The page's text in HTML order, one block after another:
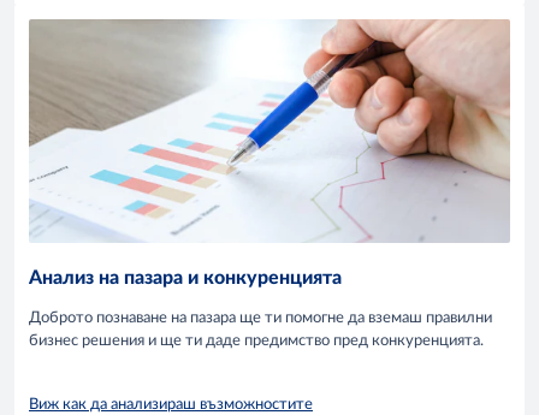
Анализ на пазара и конкуренцията
Доброто познаване на пазара ще ти помогне да вземаш правилни
бизнес решения и ще ти даде предимство пред конкуренцията.
Виж как да анализираш възможностите